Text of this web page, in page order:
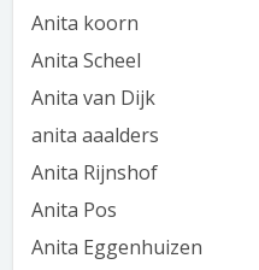
Anita koorn
Anita Scheel
Anita van Dijk
anita aaalders
Anita Rijnshof
Anita Pos
Anita Eggenhuizen